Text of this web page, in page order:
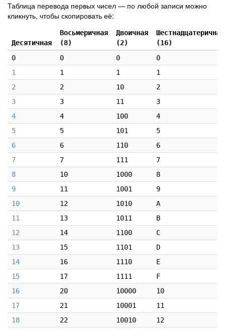
Таблица перевода первых чисел — по любой записи можно
кликнуть, чтобы скопировать её:
Десятичная
Восьмеричная
(8)
Двоичная
(2)
Шестнадцатеричная
(16)
0
0 0
0
1
1 1
1
2
2 10
2
3
3 11
3
4
4 100
4
5
5 101
5
6
6 110
6
7
7 111
7
8
10 1000
8
9
11 1001
9
10
12 1010
A
11
13 1011
B
12
14 1100
C
13
15 1101
D
14
16 1110
E
15
17 1111
F
16
20 10000
10
17
21 10001
11
18
22 10010
12